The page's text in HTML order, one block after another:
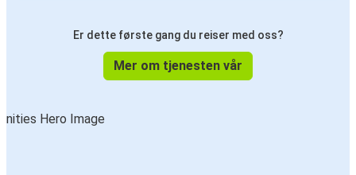
Er dette første gang du reiser med oss?
Mer om tjenesten vår